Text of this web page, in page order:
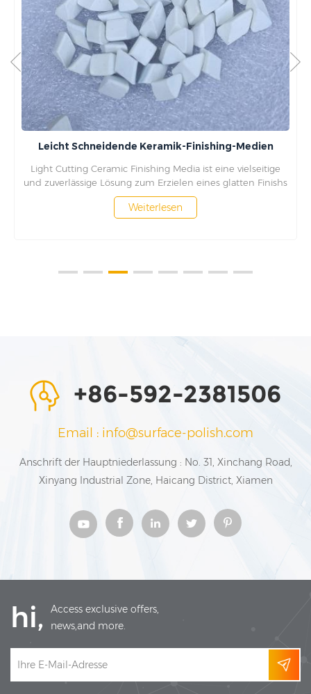
Leicht Schneidende Keramik-Finishing-Medien
Light Cutting Ceramic Finishing Media ist eine vielseitige
und zuverlässige Lösung zum Erzielen eines glatten Finishs
auf einer Vielzahl von Materialien. Dieses hochwertige
Medium ist mit Vibrations- und Rotationstrommeln
Weiterlesen
+86-592-2381506
Email : info@surface-polish.com
Anschrift der Hauptniederlassung : No. 31, Xinchang Road,
Xinyang Industrial Zone, Haicang District, Xiamen
hi,
Access exclusive offers,
news,and more.